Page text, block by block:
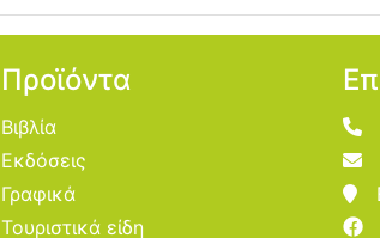
Προϊόντα
Βιβλία
Εκδόσεις
Γραφικά
Τουριστικά είδη